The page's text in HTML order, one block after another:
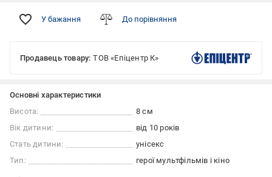
У бажання До порівняння
Продавець товару: ТОВ «Епіцентр К»
Основні характеристики
Висота:
8 см
Вік дитини:
від 10 років
Стать дитини:
унісекс
Тип:
герої мультфільмів і кіно